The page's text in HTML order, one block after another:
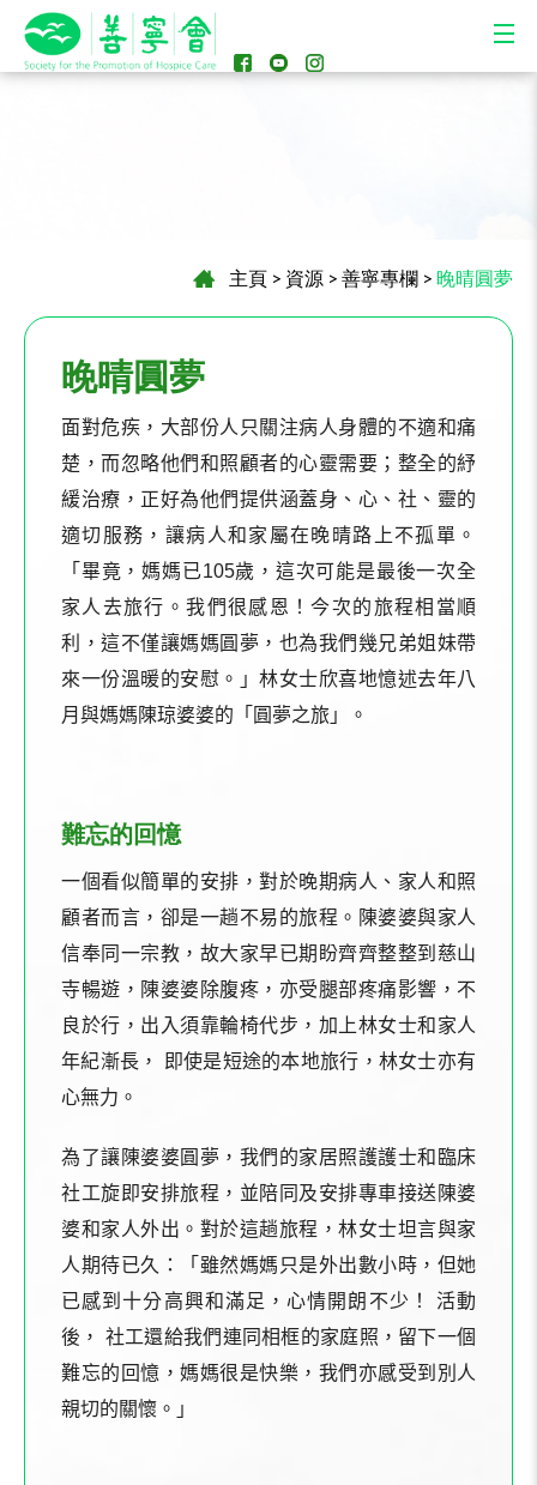
主頁 > 資源 > 善寧專欄 > 晚晴圓夢
晚晴圓夢
面對危疾，大部份人只關注病人身體的不適和痛
楚，而忽略他們和照顧者的心靈需要；整全的紓
緩治療，正好為他們提供涵蓋身、心、社、靈的
適切服務，讓病人和家屬在晚晴路上不孤單。
「畢竟，媽媽已105歲，這次可能是最後一次全
家人去旅行。我們很感恩！今次的旅程相當順
利，這不僅讓媽媽圓夢，也為我們幾兄弟姐妹帶
來一份溫暖的安慰。」林女士欣喜地憶述去年八
月與媽媽陳琼婆婆的「圓夢之旅」。
難忘的回憶
一個看似簡單的安排，對於晚期病人、家人和照
顧者而言，卻是一趟不易的旅程。陳婆婆與家人
信奉同一宗教，故大家早已期盼齊齊整整到慈山
寺暢遊，陳婆婆除腹疼，亦受腿部疼痛影響，不
良於行，出入須靠輪椅代步，加上林女士和家人
年紀漸長， 即使是短途的本地旅行，林女士亦有
心無力。
為了讓陳婆婆圓夢，我們的家居照護護士和臨床
社工旋即安排旅程，並陪同及安排專車接送陳婆
婆和家人外出。對於這趟旅程，林女士坦言與家
人期待已久：「雖然媽媽只是外出數小時，但她
已感到十分高興和滿足，心情開朗不少！ 活動
後， 社工還給我們連同相框的家庭照，留下一個
難忘的回憶，媽媽很是快樂，我們亦感受到別人
親切的關懷。」